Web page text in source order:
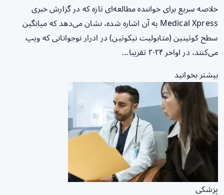
خلاصه سریع برای خواننده مطالعه‌ای تازه که در گزارش خبری
Medical Xpress به آن اشاره شده، نشان می‌دهد که میانگین
سطح کوتینین (متابولیت نیکوتین) در ادرار نوجوانانی که ویپ
می‌کنند، در اواخر ۲۰۲۴ تقریبا…
بیشتر بخوانید
پزشکی